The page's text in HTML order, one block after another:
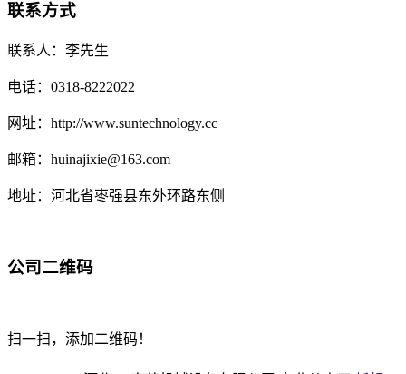
联系方式
联系人：李先生
电话：0318-8222022
网址：http://www.suntechnology.cc
邮箱：huinajixie@163.com
地址：河北省枣强县东外环路东侧
公司二维码
扫一扫，添加二维码！